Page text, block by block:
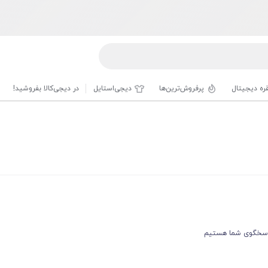
دیجیتال پرفروش‌ترین‌ها دیجی‌استایل در دیجی‌کالا بفروشید!